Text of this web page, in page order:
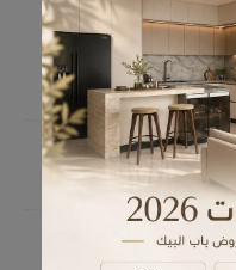
- مسؤول